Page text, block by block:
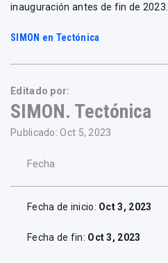
inauguración antes de fin de 2023.
SIMON en Tectónica
Editado por:
SIMON. Tectónica
Publicado: Oct 5, 2023
Fecha
Fecha de inicio: Oct 3, 2023
Fecha de fin: Oct 3, 2023